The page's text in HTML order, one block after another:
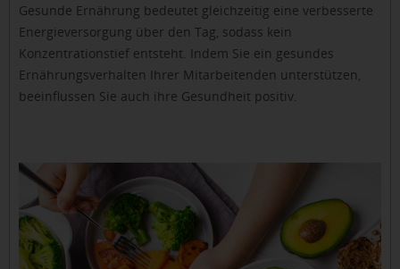
Gesunde Ernährung bedeutet gleichzeitig eine verbesserte
Energieversorgung über den Tag, sodass kein
Konzentrationstief entsteht. Indem Sie ein gesundes
Ernährungsverhalten Ihrer Mitarbeitenden unterstützen,
beeinflussen Sie auch ihre Gesundheit positiv.